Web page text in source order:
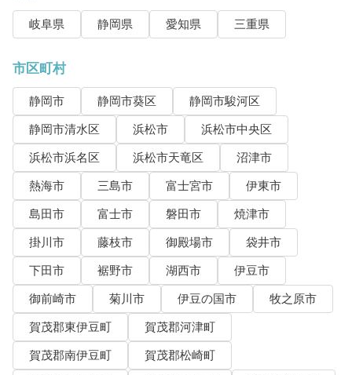
岐阜県 静岡県 愛知県 三重県
市区町村
静岡市 静岡市葵区
静岡市駿河区
静岡市清水区
浜松市
浜松市中央区
浜松市浜名区
浜松市天竜区
沼津市
熱海市
三島市 富士宮市
伊東市
島田市
富士市 磐田市
焼津市
掛川市
藤枝市 御殿場市
袋井市
下田市
裾野市 湖西市
伊豆市
御前崎市
菊川市 伊豆の国市
牧之原市
賀茂郡東伊豆町
賀茂郡河津町
賀茂郡南伊豆町
賀茂郡松崎町